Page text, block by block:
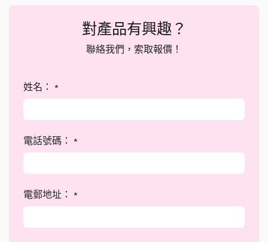
對產品有興趣？
聯絡我們，索取報價！
姓名： *
電話號碼： *
電郵地址： *